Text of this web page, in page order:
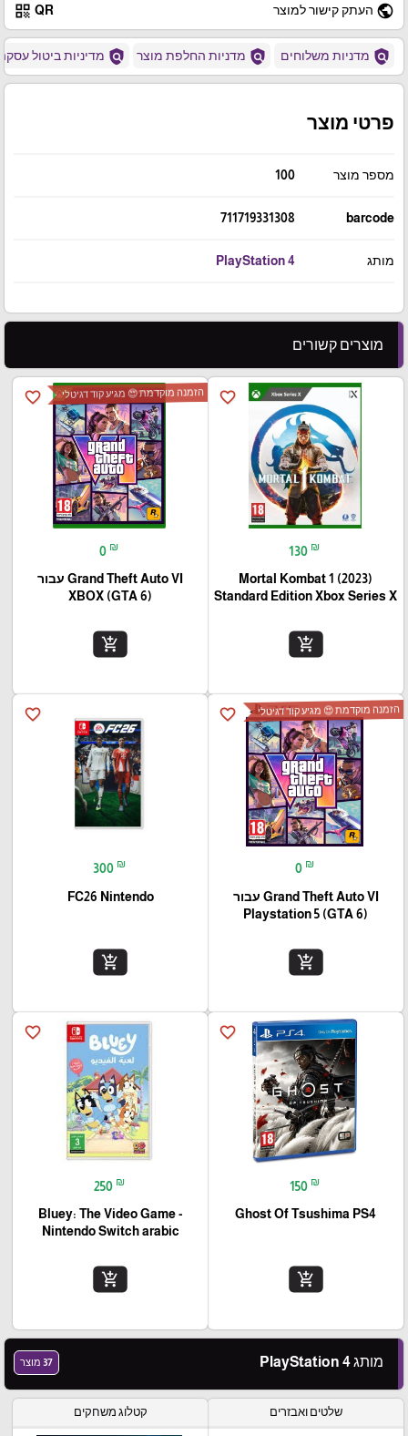
public העתק קישור למוצר QR
qr_code
policy מדניות משלוחים policy מדניות החלפת מוצר policy מדיניות ביטול
פרטי מוצר
מספר מוצר 100
barcode
711719331308
מותג PlayStation 4
מוצרים קשורים
favorite_border
130 ₪
Mortal Kombat 1 (2023)
Standard Edition Xbox Series X
add_shopping_cart
favorite_border הזמנה מוקדמת 😍 מגיע קוד דגיטלי
0 ₪
Grand Theft Auto VI עבור
(XBOX (GTA 6
add_shopping_cart
favorite_border הזמנה מוקדמת 😍 מגיע קוד דגיטלי
0 ₪
Grand Theft Auto VI עבור
(Playstation 5 (GTA 6
add_shopping_cart
favorite_border
300 ₪
FC26 Nintendo
add_shopping_cart
favorite_border
150 ₪
Ghost Of Tsushima PS4
add_shopping_cart
favorite_border
250 ₪
Bluey: The Video Game -
Nintendo Switch arabic
add_shopping_cart
מותג PlayStation 4 37 מוצר
שלטים ואבזרים קטלוג משחקים